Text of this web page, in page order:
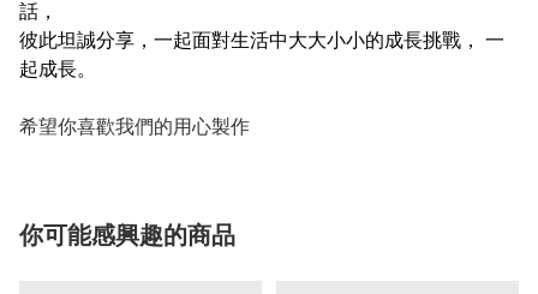
話，
彼此坦誠分享，一起面對生活中大大小小的成長挑戰， 一
起成長。
希望你喜歡我們的用心製作
你可能感興趣的商品